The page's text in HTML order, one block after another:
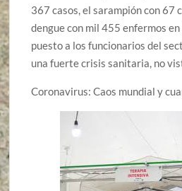
367 casos, el sarampión con 67
dengue con mil 455 enfermos
puesto a los funcionarios del
una fuerte crisis sanitaria, no
Coronavirus: Caos mundial y